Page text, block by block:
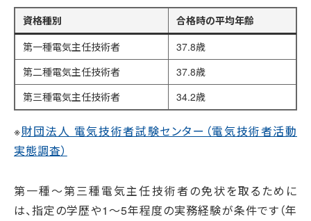
資格種別
合格時の平均年齢
第一種電気主任技術者
37.8歳
第二種電気主任技術者
37.8歳
第三種電気主任技術者
34.2歳
※財団法人 電気技術者試験センター（電気技術者活動
実態調査）
第一種〜第三種電気主任技術者の免状を取るために
は、指定の学歴や1〜5年程度の実務経験が条件です（年